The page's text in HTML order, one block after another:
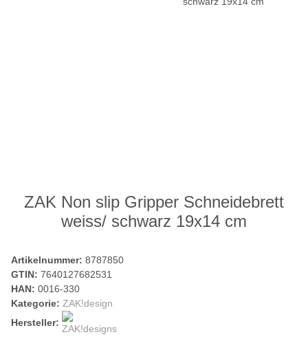
ZAK Non slip Gripper Schneidebrett
weiss/ schwarz 19x14 cm
Artikelnummer: 8787850
GTIN: 7640127682531
HAN: 0016-330
Kategorie: ZAK!design
Hersteller: